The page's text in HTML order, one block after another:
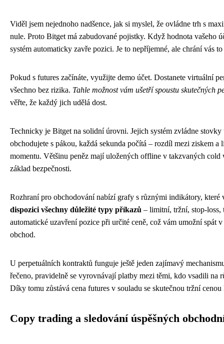
Viděl jsem nejednoho nadšence, jak si myslel, že ovládne trh s
nule. Proto Bitget má zabudované pojistky. Když hodnota vašeho
systém automaticky zavře pozici. Je to nepříjemné, ale chrání vás
Pokud s futures začínáte, využijte demo účet. Dostanete virtuální
všechno bez rizika. Tahle možnost vám ušetří spoustu skutečných
věřte, že každý jich udělá dost.
Technicky je Bitget na solidní úrovni. Jejich systém zvládne
obchodujete s pákou, každá sekunda počítá – rozdíl mezi ziskem
momentu. Většinu peněz mají uložených offline v takzvaných cold
základ bezpečnosti.
Rozhraní pro obchodování nabízí grafy s různými indikátory, které
dispozici všechny důležité typy příkazů – limitní, tržní, stop-loss,
automatické uzavření pozice při určité ceně, což vám umožní spát
obchod.
U perpetuálních kontraktů funguje ještě jeden zajímavý
řečeno, pravidelně se vyrovnávají platby mezi těmi, kdo vsadili na
Díky tomu zůstává cena futures v souladu se skutečnou tržní
Copy trading a sledování úspěšných